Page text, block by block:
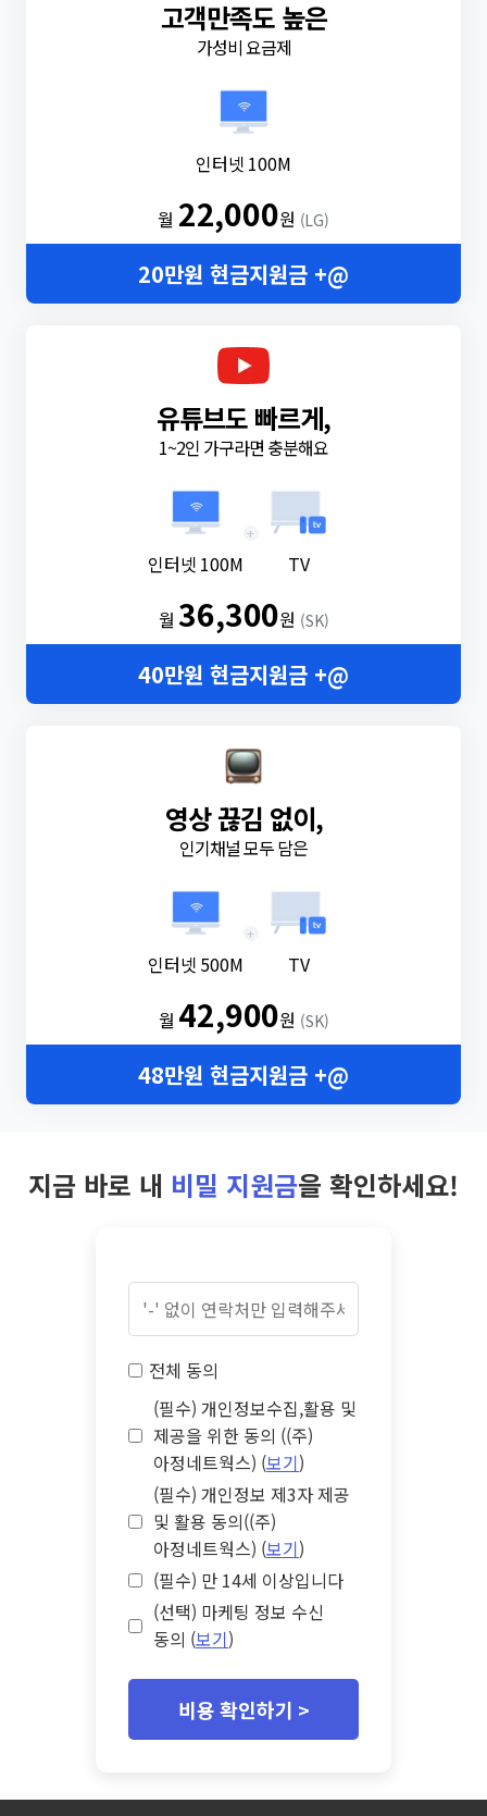
고객만족도 높은
가성비 요금제
인터넷 100M
월 22,000원 (LG)
20만원 현금지원금 +@
유튜브도 빠르게,
1~2인 가구라면 충분해요
인터넷 100M
+
TV
월36,300원 (SK)
40만원 현금지원금 +@
영상 끊김 없이,
인기채널 모두 담은
인터넷 500M
+
TV
월 42,900원 (SK)
48만원 현금지원금 +@
지금 바로 내 비밀 지원금을 확인하세요!
전체 동의
(필수) 개인정보수집,활용 및
제공을 위한 동의 ((주)
아정네트웍스) (보기)
(필수) 개인정보 제3자 제공
및 활용 동의((주)
아정네트웍스) (보기)
(필수) 만 14세 이상입니다
(선택) 마케팅 정보 수신
동의 (보기)
비용 확인하기 >